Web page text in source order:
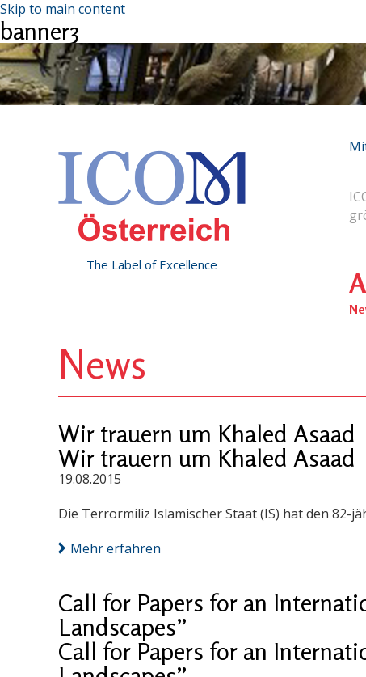
Skip to main content
banner3
The Label of Excellence
News
Wir trauern um Khaled Asaad
Wir trauern um Khaled Asaad
19.08.2015
Die Terrormiliz Islamischer Staat (IS) hat den 82-
Mehr erfahren
Call for Papers for an
Landscapes”
Call for Papers for an